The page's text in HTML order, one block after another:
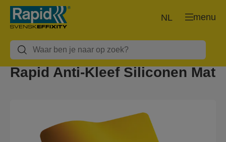
menu
NL
Rapid Anti-Kleef Siliconen Mat